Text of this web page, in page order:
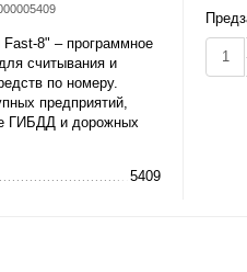
Fast-8" – программное
считывания и
по номеру.
предприятий,
ГИБДД и дорожных
5409